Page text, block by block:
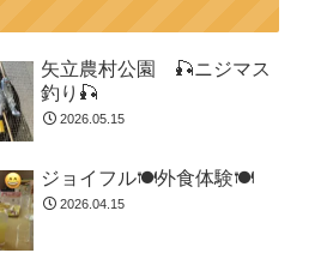
矢立農村公園 🎣ニジマス
釣り🎣
2026.05.15
ジョイフル🍽️外食体験🍽️
2026.04.15